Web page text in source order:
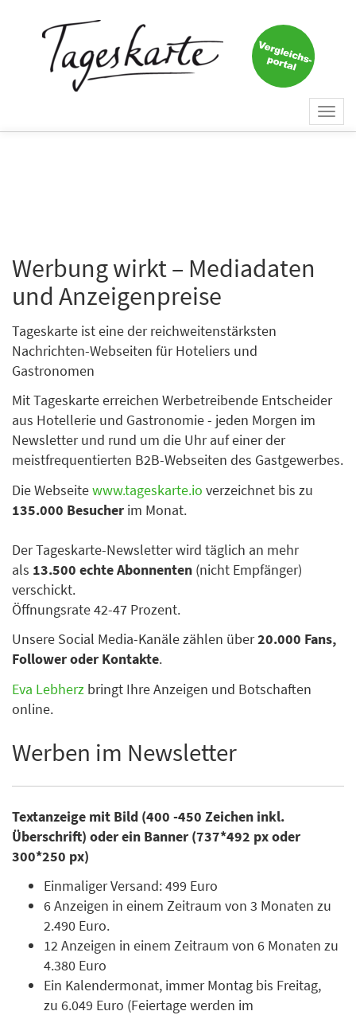
Werbung wirkt – Mediadaten
und Anzeigenpreise
Tageskarte ist eine der reichweitenstärksten
Nachrichten-Webseiten für Hoteliers und
Gastronomen
Mit Tageskarte erreichen Werbetreibende Entscheider
aus Hotellerie und Gastronomie - jeden Morgen im
Newsletter und rund um die Uhr auf einer der
meistfrequentierten B2B-Webseiten des Gastgewerbes.
Die Webseitewww.tageskarte.io verzeichnet bis zu
135.000 Besucher im Monat.
Der Tageskarte-Newsletter wird täglich an mehr
als 13.500 echte Abonnenten (nicht Empfänger)
verschickt.
Öffnungsrate 42-47 Prozent.
Unsere Social Media-Kanäle zählen über20.000 Fans,
Follower oder Kontakte.
Eva Lebherz bringt Ihre Anzeigen und Botschaften
online.
Werben im Newsletter
Textanzeige mit Bild (400 -450 Zeichen inkl.
Überschrift) oder ein Banner (737*492 px oder
300*250 px)
Einmaliger Versand: 499 Euro
6 Anzeigen in einem Zeitraum von 3 Monaten zu
2.490 Euro.
12 Anzeigen in einem Zeitraum von 6 Monaten zu
4.380 Euro
Ein Kalendermonat, immer Montag bis Freitag,
zu 6.049 Euro (Feiertage werden im